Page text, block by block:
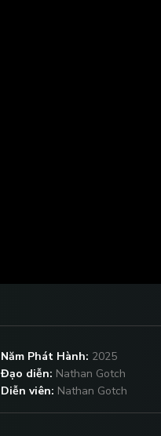
Năm Phát Hành: 2025
Đạo diễn: Nathan Gotch
Diễn viên: Nathan Gotch